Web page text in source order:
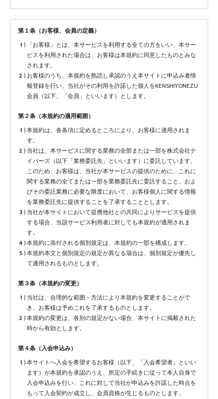
第１条（お客様、会員の定義）
「お客様」とは、本サービスを利用する全ての方をいい、本サー
ビスを利用された場合は、お客様は本規約に同意したものとみな
されます。
お客様のうち、本規約を熟読し承認のうえ本サイトに申込み者情
報登録を行い、当社がその利用を許諾した個人をKENSHIYONEZU
会員（以下、「会員」といいます）とします。
第２条（本規約の適用範囲）
本規約は、各条項に定めるところにより、お客様に適用されま
す。
当社は、本サービスに関する業務の全部または一部を株式会社テ
イパーズ（以下「業務委託先」といいます）に委託しています。
このため、お客様は、当社が本サービスの提供のために、これに
関する業務の全てまたは一部を業務委託先に委託すること、およ
びその委託業務に必要な限度において、お客様個人に関する情報
を業務委託先に提供することを了承することとします。
当社が本サイトにおいて提携他社との共同によりサービスを提供
する場合、当該サービス利用者に対しても本規約が適用されま
す。
本規約に添付される個別規定は、本規約の一部を構成します。
本規約本文と個別規定の規定が異なる場合は、個別規定が優先し
て適用されるものとします。
第３条（本規約の変更）
当社は、合理的な範囲・方法により本規約を変更することがで
き、お客様は予めこれを了承するものとします。
本規約の変更は、各別の規定がない場合、本サイトに掲載された
時から有効とします。
第４条（入会申込み）
本サイトへ入会を希望するお客様（以下、「入会希望者」といい
ます）が本規約を承認のうえ、所定の手続きに従って本人自身で
入会申込みを行い、これに対して当社が申込みを許諾した時点を
もって入会契約が成立し、会員資格が生じるものとします。